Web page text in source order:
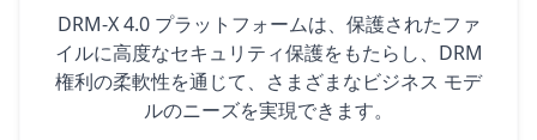
DRM-X 4.0 プラットフォームは、保護されたファ
イルに高度なセキュリティ保護をもたらし、DRM
権利の柔軟性を通じて、さまざまなビジネス モデ
ルのニーズを実現できます。